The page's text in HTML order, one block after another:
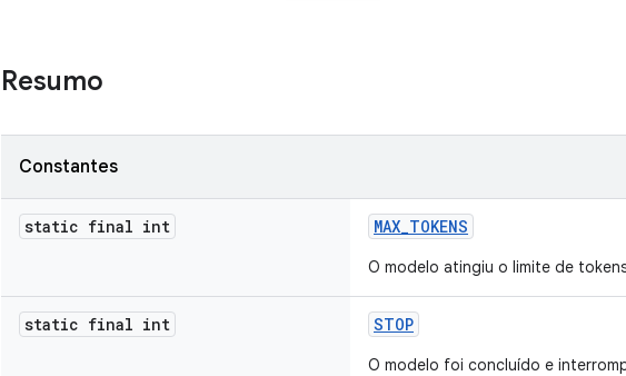
Resumo
Constantes
static final int MAX_TOKENS
O modelo atingiu o limite de
static final int STOP
O modelo foi concluído e